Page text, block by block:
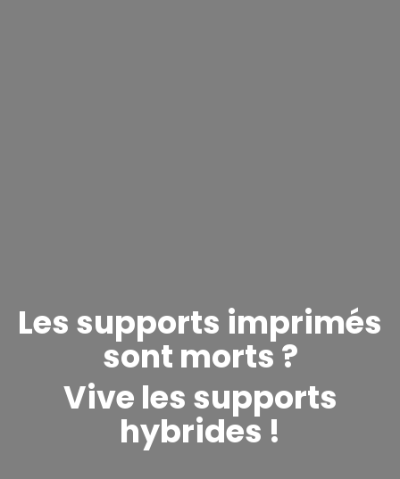
Les supports imprimés
sont morts ?
Vive les supports
hybrides !